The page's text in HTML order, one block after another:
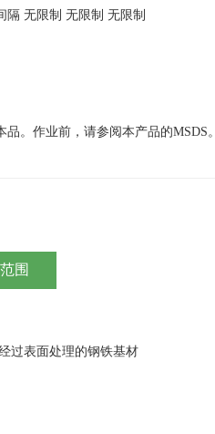
隔 无限制 无限制 无限制
品。作业前，请参阅本产品的MSDS。
围
过表面处理的钢铁基材